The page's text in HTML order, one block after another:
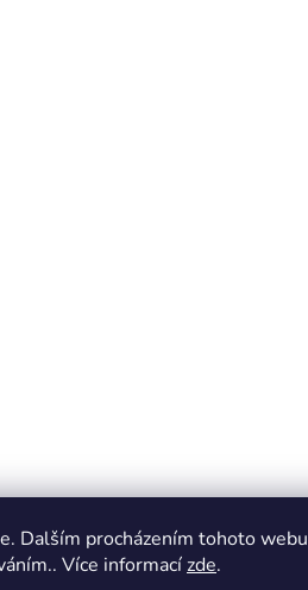
Dalším procházením tohoto webu
Více informacízde.